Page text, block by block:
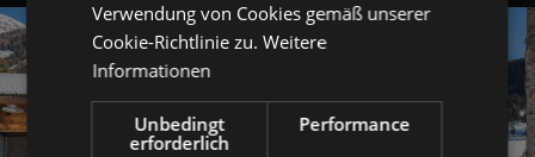
Verwendung von Cookies gemäß unserer
Cookie-Richtlinie zu. Weitere
Informationen
Unbedingt
erforderlich
Performance